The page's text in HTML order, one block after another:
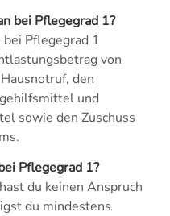
bei Pflegegrad 1?
Pflegegrad 1
von
den
und
sowie den Zuschuss
Pflegegrad 1?
du keinen Anspruch
du mindestens